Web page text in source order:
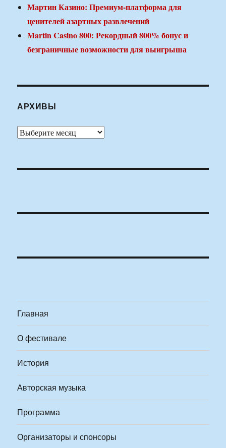
Мартин Казино: Премиум-платформа для
ценителей азартных развлечений
Martin Casino 800: Рекордный 800% бонус и
безграничные возможности для выигрыша
АРХИВЫ
Архивы
Главная
О фестивале
История
Авторская музыка
Программа
Организаторы и спонсоры